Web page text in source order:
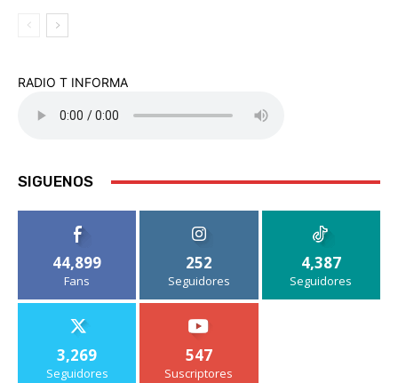
RADIO T INFORMA
SIGUENOS
44,899
Fans
252
Seguidores
4,387
Seguidores
3,269
Seguidores
547
Suscriptores